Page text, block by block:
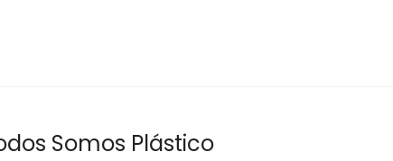
Somos Plástico